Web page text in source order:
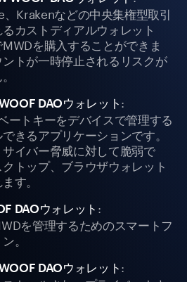
Krakenなどの中央集権型取引
カストディアルウォレット
を購入することができま
トが一時停止されるリスクが
DAOウォレット :
ートキーをデバイスで管理する
きるアプリケーションです。
イバー脅威に対して脆弱で
トップ、ブラウザウォレット
す。
DAOウォレット :
を管理するためのスマートフ
。
DAOウォレット :